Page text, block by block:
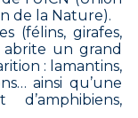
de la Nature).
(félins, girafes,
abrite un grand
: lamantins,
ainsi qu’une